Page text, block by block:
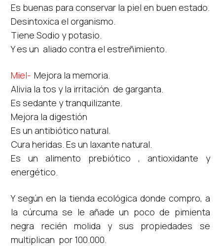
Es buenas para conservar la piel en buen estado.
Desintoxica el organismo.
Tiene Sodio y potasio.
Y es un aliado contra el estreñimiento.
Miel- Mejora la memoria.
Alivia la tos y la irritación de garganta.
Es sedante y tranquilizante.
Mejora la digestión
Es un antibiótico natural.
Cura heridas. Es un laxante natural.
Es un alimento prebiótico , antioxidante y
energético.
Y según en la tienda ecológica donde compro, a
la cúrcuma se le añade un poco de pimienta
negra recién molida y sus propiedades se
multiplican por 100.000.